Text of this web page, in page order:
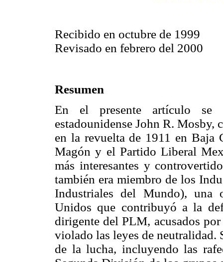
Recibido en octubre de 1999
Revisado en febrero del 2000
Resumen
En el presente artículo se
estadounidense John R. Mosby,
en la revuelta de 1911 en Baja
Magón y el Partido Liberal
más interesantes y
también era miembro de los
Industriales del Mundo), una
Unidos que contribuyó a la
dirigente del PLM, acusados
violado las leyes de neutralidad.
de la lucha, incluyendo las